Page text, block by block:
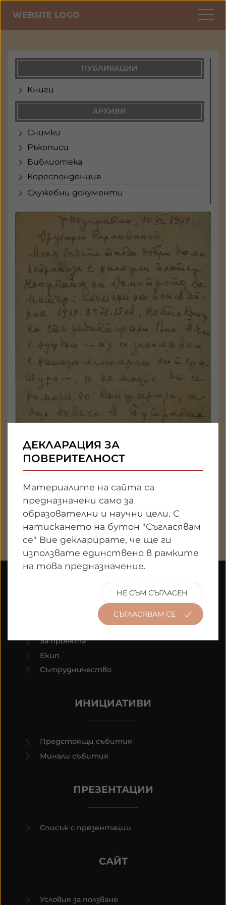
WEBSITE LOGO
ПУБЛИКАЦИИ
Книги
АРХИВИ
Снимки
Ръкописи
Библиотека
Кореспонденция
Служебни документи
Кореспонденция
Държател: Национален
литературен музей
ГАЛЕРИЯ
1
ПРОЕКТ
За проекта
Екип
Сътрудничество
ИНИЦИАТИВИ
Предстоящи събития
Минали събития
ПРЕЗЕНТАЦИИ
Списък с презентации
САЙТ
Условия за ползване
ДЕКЛАРАЦИЯ ЗА
ПОВЕРИТЕЛНОСТ
Материалите на сайта са
предназначени само за
образователни и научни цели. С
натискането на бутон "Съгласявам
се" Вие декларирате, че ще ги
използвате единствено в рамките
на това предназначение.
НЕ СЪМ СЪГЛАСЕН
СЪГЛАСЯВАМ СЕ